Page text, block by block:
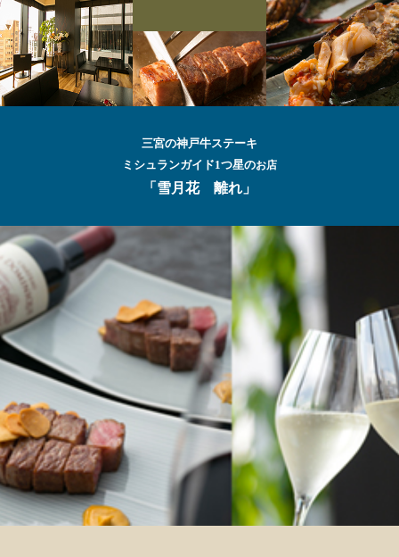
三宮の神戸牛ステーキ
ミシュランガイド1つ星のお店
「雪月花 離れ」
最高級の
神戸牛
ステーキ